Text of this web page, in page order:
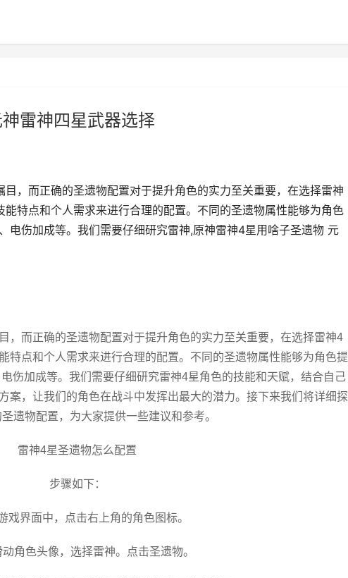
雷神四星武器选择
，而正确的圣遗物配置对于提升角色的实力至关重要，在选择雷神
特点和个人需求来进行合理的配置。不同的圣遗物属性能够为角色
电伤加成等。我们需要仔细研究雷神,原神雷神4星用啥子圣遗物 元
，而正确的圣遗物配置对于提升角色的实力至关重要，在选择雷神4
特点和个人需求来进行合理的配置。不同的圣遗物属性能够为角色提
伤加成等。我们需要仔细研究雷神4星角色的技能和天赋，结合自己
案，让我们的角色在战斗中发挥出最大的潜力。接下来我们将详细探
遗物配置，为大家提供一些建议和参考。
雷神4星圣遗物怎么配置
步骤如下：
戏界面中，点击右上角的角色图标。
角色头像，选择雷神。点击圣遗物。